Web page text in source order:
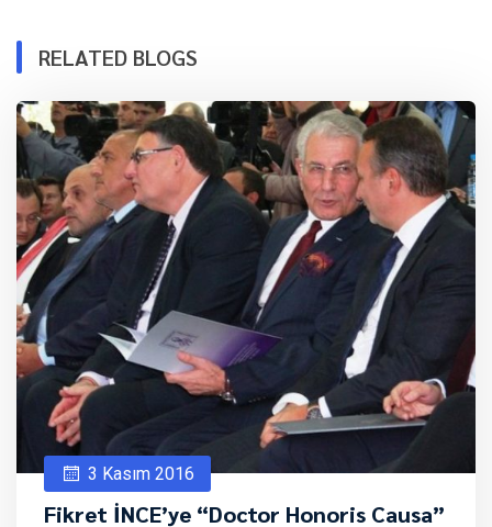
RELATED BLOGS
3 Kasım 2016
Fikret İNCE’ye “Doctor Honoris Causa”